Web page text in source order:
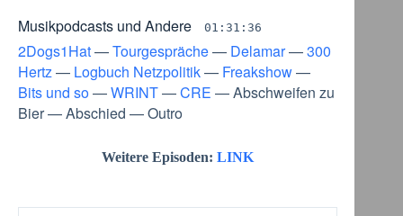
Musikpodcasts und Andere 01:31:36
2Dogs1Hat—Tourgespräche— Delamar—300
Hertz — Logbuch Netzpolitik— Freakshow—
Bits und so—WRINT—CRE —Abschweifen zu
Bier—Abschied —Outro
Weitere Episoden: LINK